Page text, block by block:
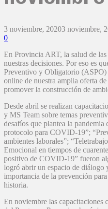
3 noviembre, 20203 noviembre,
0
En Provincia ART, la salud de las
nuestras decisiones. Por eso es
Preventivo y Obligatorio (ASPO)
online de nuestra amplia oferta
promover la construcción de
Desde abril se realizan
y MS Team sobre temas
desafíos que plantea la
protocolo para COVID-19”;
ambientes laborales”;
Emocional en tiempos de
positivo de COVID-19” fueron
logró abrir un espacio de diálogo
importancia de la prevención
historia.
En noviembre las capacitaciones